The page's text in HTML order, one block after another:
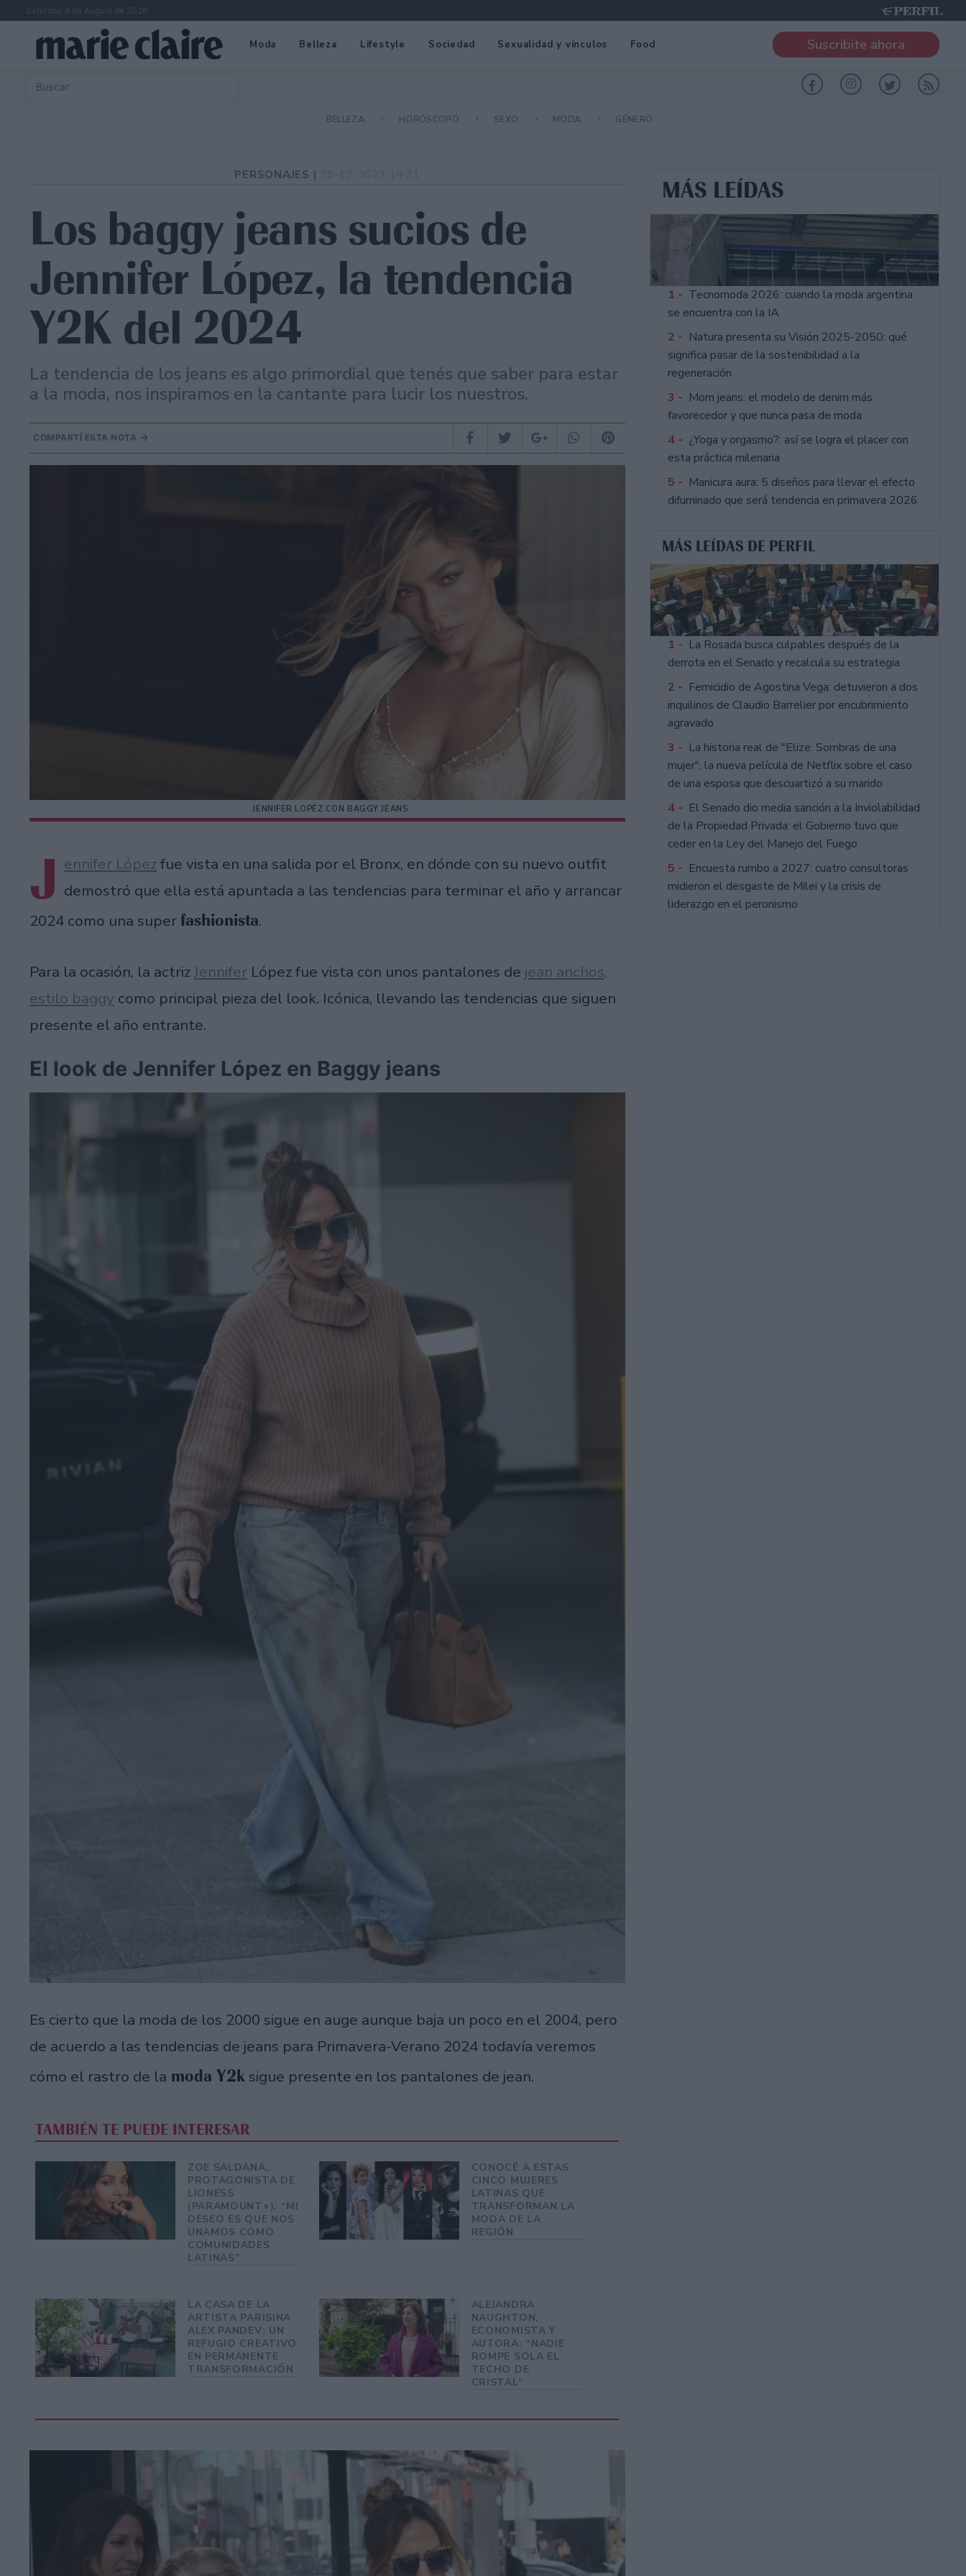
Saturday 8 de August de 2026
Moda Belleza Lifestyle Sociedad Sexualidad y vínculos Food Suscribite ahora
BELLEZA HORÓSCOPO SEXO MODA GÉNERO
PERSONAJES |
Los baggy jeans sucios de
Jennifer López, la tendencia
Y2K del 2024
La tendencia de los jeans es algo primordial que tenés que saber para estar
a la moda, nos inspiramos en la cantante para lucir los nuestros.
COMPARTÍ ESTA NOTA
JENNIFER LOPÉZ CON BAGGY JEANS
J ennifer López fue vista en una salida por el Bronx, en dónde con su nuevo outfit
demostró que ella está apuntada a las tendencias para terminar el año y arrancar
2024 como una superfashionista.
Para la ocasión, la actrizJennifer López fue vista con unos pantalones de jean anchos,
estilo baggy como principal pieza del look. Icónica, llevando las tendencias que siguen
presente el año entrante.
El look de Jennifer López en Baggy jeans
Es cierto que la moda de los 2000 sigue en auge aunque baja un poco en el 2004, pero
de acuerdo a las tendencias de jeans para Primavera-Verano 2024 todavía veremos
cómo el rastro de la moda Y2k sigue presente en los pantalones de jean.
TAMBIÉN TE PUEDE INTERESAR
ZOE SALDANA,
PROTAGONISTA DE
LIONESS
(PARAMOUNT+): “MI
DESEO ES QUE NOS
UNAMOS COMO
COMUNIDADES
LATINAS”
CONOCÉ A ESTAS
CINCO MUJERES
LATINAS QUE
TRANSFORMAN LA
MODA DE LA
REGIÓN
LA CASA DE LA
ARTISTA PARISINA
ALEX PANDEV: UN
REFUGIO CREATIVO
EN PERMANENTE
TRANSFORMACIÓN
ALEJANDRA
NAUGHTON,
ECONOMISTA Y
AUTORA: “NADIE
ROMPE SOLA EL
TECHO DE
CRISTAL”
MÁS LEÍDAS
1 - Tecnomoda 2026: cuando la moda argentina
se encuentra con la IA
2 - Natura presenta su Visión 2025-2050: qué
significa pasar de la sostenibilidad a la
regeneración
3 - Mom jeans: el modelo de denim más
favorecedor y que nunca pasa de moda
4 - ¿Yoga y orgasmo?: así se logra el placer con
esta práctica milenaria
5 - Manicura aura: 5 diseños para llevar el efecto
difuminado que será tendencia en primavera 2026
MÁS LEÍDAS DE PERFIL
1 - La Rosada busca culpables después de la
derrota en el Senado y recalcula su estrategia
2 - Femicidio de Agostina Vega: detuvieron a dos
inquilinos de Claudio Barrelier por encubrimiento
agravado
3 - La historia real de "Elize: Sombras de una
mujer", la nueva película de Netflix sobre el caso
de una esposa que descuartizó a su marido
4 - El Senado dio media sanción a la Inviolabilidad
de la Propiedad Privada: el Gobierno tuvo que
ceder en la Ley del Manejo del Fuego
5 - Encuesta rumbo a 2027: cuatro consultoras
midieron el desgaste de Milei y la crisis de
liderazgo en el peronismo